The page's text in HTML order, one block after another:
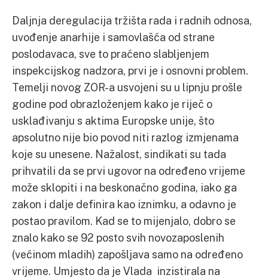
Daljnja deregulacija tržišta rada i radnih odnosa,
uvođenje anarhije i samovlašća od strane
poslodavaca, sve to praćeno slabljenjem
inspekcijskog nadzora, prvi je i osnovni problem.
Temelji novog ZOR-a usvojeni su u lipnju prošle
godine pod obrazloženjem kako je riječ o
usklađivanju s aktima Europske unije, što
apsolutno nije bio povod niti razlog izmjenama
koje su unesene. Nažalost, sindikati su tada
prihvatili da se prvi ugovor na određeno vrijeme
može sklopiti i na beskonačno godina, iako ga
zakon i dalje definira kao iznimku, a odavno je
postao pravilom. Kad se to mijenjalo, dobro se
znalo kako se 92 posto svih novozaposlenih
(većinom mladih) zapošljava samo na određeno
vrijeme. Umjesto da je Vlada inzistirala na